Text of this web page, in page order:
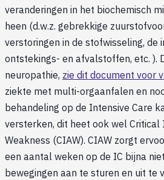
veranderingen in het biochemisch
heen (d.w.z. gebrekkige
verstoringen in de stofwisseling, de
ontstekings- en afvalstoffen, etc. ).
neuropathie, zie dit document voor
ziekte met multi-orgaanfalen en
behandeling op de Intensive Care
versterken, dit heet ook wel Critical
Weakness (CIAW). CIAW zorgt
een aantal weken op de IC bijna
bewegingen aan te sturen en uit te